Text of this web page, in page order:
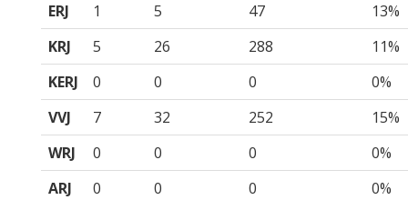
ERJ
1 5 47
13%
KRJ
5 26 288
11%
KERJ
0 0 0
0%
VVJ
7 32 252
15%
WRJ
0 0 0
0%
ARJ
0 0 0 0%